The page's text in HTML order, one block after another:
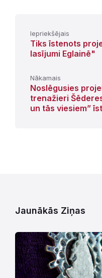
Iepriekšējais
Tiks īstenots
lasījumi Eglainē"
Nākamais
Noslēgusies
trenažieri
un tās viesiem”
Jaunākās Ziņas